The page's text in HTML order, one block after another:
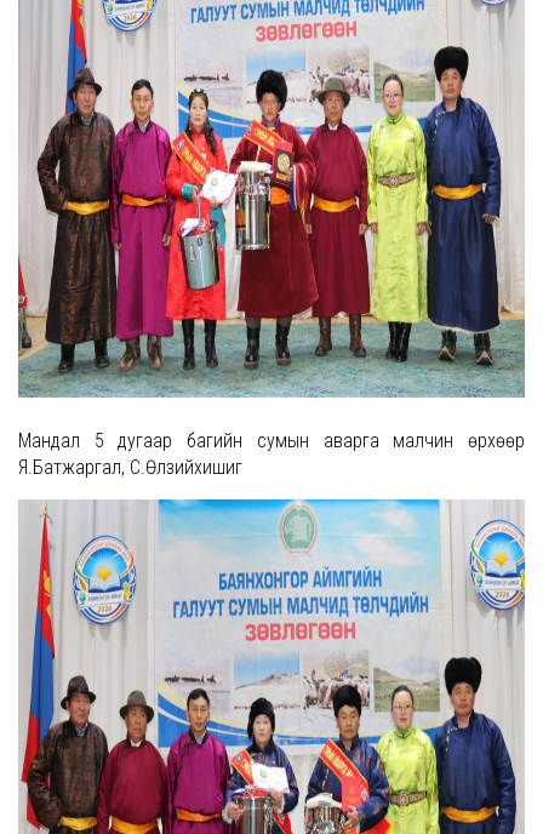
Мандал 5 дугаар багийн сумын аварга малчин өрхөөр
Я.Батжаргал, С.Өлзийхишиг